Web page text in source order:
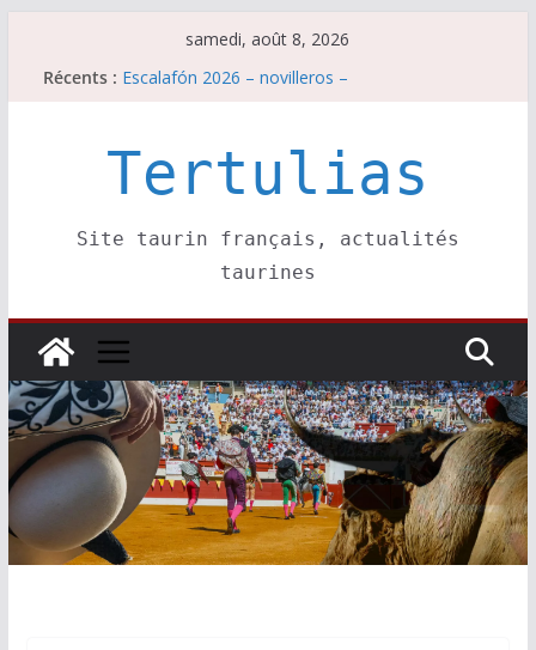
samedi, août 8, 2026
Récents : Escalafón 2026 – novilleros –
Les brèves du vendredi 7 août
Escalafón 2026 – matadors de toros-
Tertulias
Site taurin français, actualités
taurines